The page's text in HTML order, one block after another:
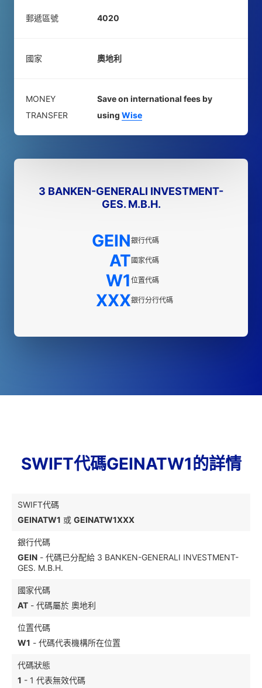
郵遞區號 4020
國家 奧地利
MONEY
TRANSFER
Save on international fees by
using Wise
3 BANKEN-GENERALI INVESTMENT-
GES. M.B.H.
GEIN銀行代碼
AT國家代碼
W1 位置代碼
XXX銀行分行代碼
SWIFT代碼GEINATW1的詳情
SWIFT代碼
GEINATW1 或 GEINATW1XXX
銀行代碼
GEIN - 代碼已分配給 3 BANKEN-GENERALI INVESTMENT-
GES. M.B.H.
國家代碼
AT - 代碼屬於 奧地利
位置代碼
W1 - 代碼代表機構所在位置
代碼狀態
1 - 1 代表無效代碼